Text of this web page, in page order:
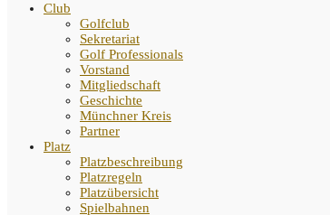
Club
Golfclub
Sekretariat
Golf Professionals
Vorstand
Mitgliedschaft
Geschichte
Münchner Kreis
Partner
Platz
Platzbeschreibung
Platzregeln
Platzübersicht
Spielbahnen